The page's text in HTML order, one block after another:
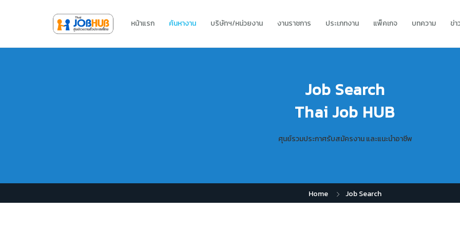
หน้าแรก ค้นหางาน บริษัทฯ/หน่วยงาน งานราชการ ประเภทงาน แพ็คเกจ บทความ ข่า
Job Search
Thai Job HUB
ศุนย์รวมประกาศรับสมัครงาน และแนะนำอาชีพ
Home Job Search